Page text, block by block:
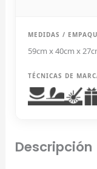
Selecciona el
Marcado en un
MEDIDAS /
59cm x 40cm x
TÉCNICAS DE
Descripción